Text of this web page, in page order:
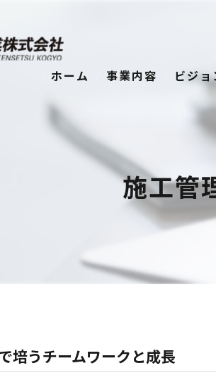
ホーム 事業内容 ビジョ
施工管
培うチームワークと成長